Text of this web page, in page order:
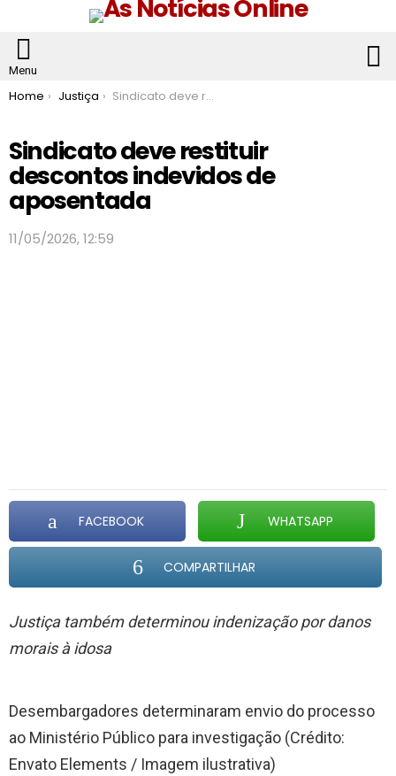
Menu
You are here:
Home Justiça Sindicato deve restituir descontos indevidos de aposentada
Sindicato deve restituir
descontos indevidos de
aposentada
11/05/2026, 12:59
FACEBOOK WHATSAPP
COMPARTILHAR
Justiça também determinou indenização por danos
morais à idosa
Desembargadores determinaram envio do processo
ao Ministério Público para investigação (Crédito:
Envato Elements / Imagem ilustrativa)